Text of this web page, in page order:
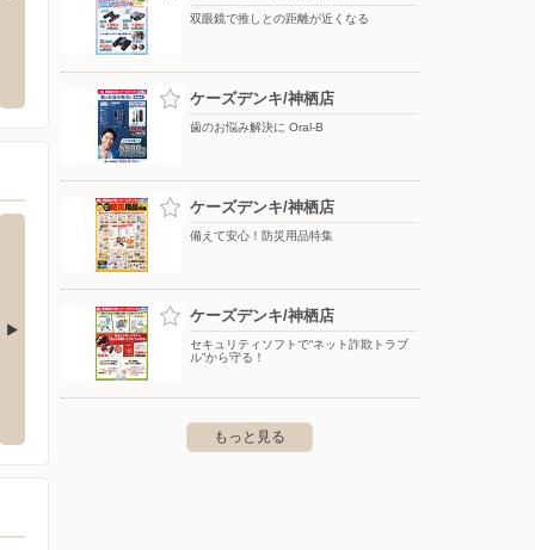
店
割2-2-21 〒314-0017 茨城県鹿嶋市旭ケ丘2-8-1
双眼鏡で推しとの距離が近くなる
ケーズデンキ/神栖店
歯のお悩み解決に Oral-B
ケーズデンキ/神栖店
備えて安心！防災用品特集
ケーズデンキ/神栖店
セキュリティソフトで“ネット詐欺トラブ
ル”から守る！
もっと見る